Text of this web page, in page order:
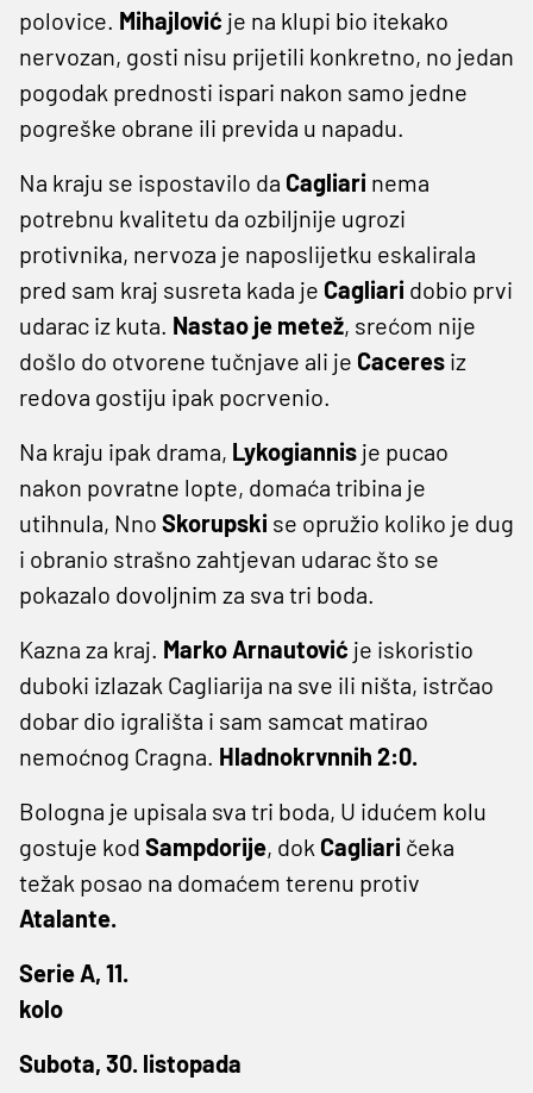
polovice. Mihajlović je na klupi bio itekako
nervozan, gosti nisu prijetili konkretno, no jedan
pogodak prednosti ispari nakon samo jedne
pogreške obrane ili previda u napadu.
Na kraju se ispostavilo da Cagliari nema
potrebnu kvalitetu da ozbiljnije ugrozi
protivnika, nervoza je naposlijetku eskalirala
pred sam kraj susreta kada je Cagliari dobio prvi
udarac iz kuta. Nastao je metež, srećom nije
došlo do otvorene tučnjave ali je Caceres iz
redova gostiju ipak pocrvenio.
Na kraju ipak drama, Lykogiannis je pucao
nakon povratne lopte, domaća tribina je
utihnula, Nno Skorupski se opružio koliko je dug
i obranio strašno zahtjevan udarac što se
pokazalo dovoljnim za sva tri boda.
Kazna za kraj. Marko Arnautović je iskoristio
duboki izlazak Cagliarija na sve ili ništa, istrčao
dobar dio igrališta i sam samcat matirao
nemoćnog Cragna. Hladnokrvnnih 2:0.
Bologna je upisala sva tri boda, U idućem kolu
gostuje kod Sampdorije, dok Cagliari čeka
težak posao na domaćem terenu protiv
Atalante.
Serie A, 11.
kolo
Subota, 30. listopada